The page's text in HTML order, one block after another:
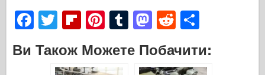
F
a
c
T
wi
tt
Fl
ip
b
Pi
nt
er
T
u
m
M
a
st
R
e
d ar
Ви Також Можете Побачити: